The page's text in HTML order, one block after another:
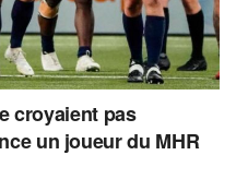
croyaient pas
un joueur du MHR